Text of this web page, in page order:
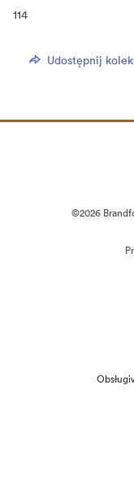
114
Udostępnij
©2026